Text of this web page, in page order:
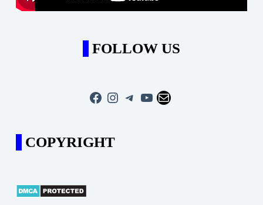
FOLLOW US
Facebook
Instagram
Telegram
YouTube
Mail
COPYRIGHT